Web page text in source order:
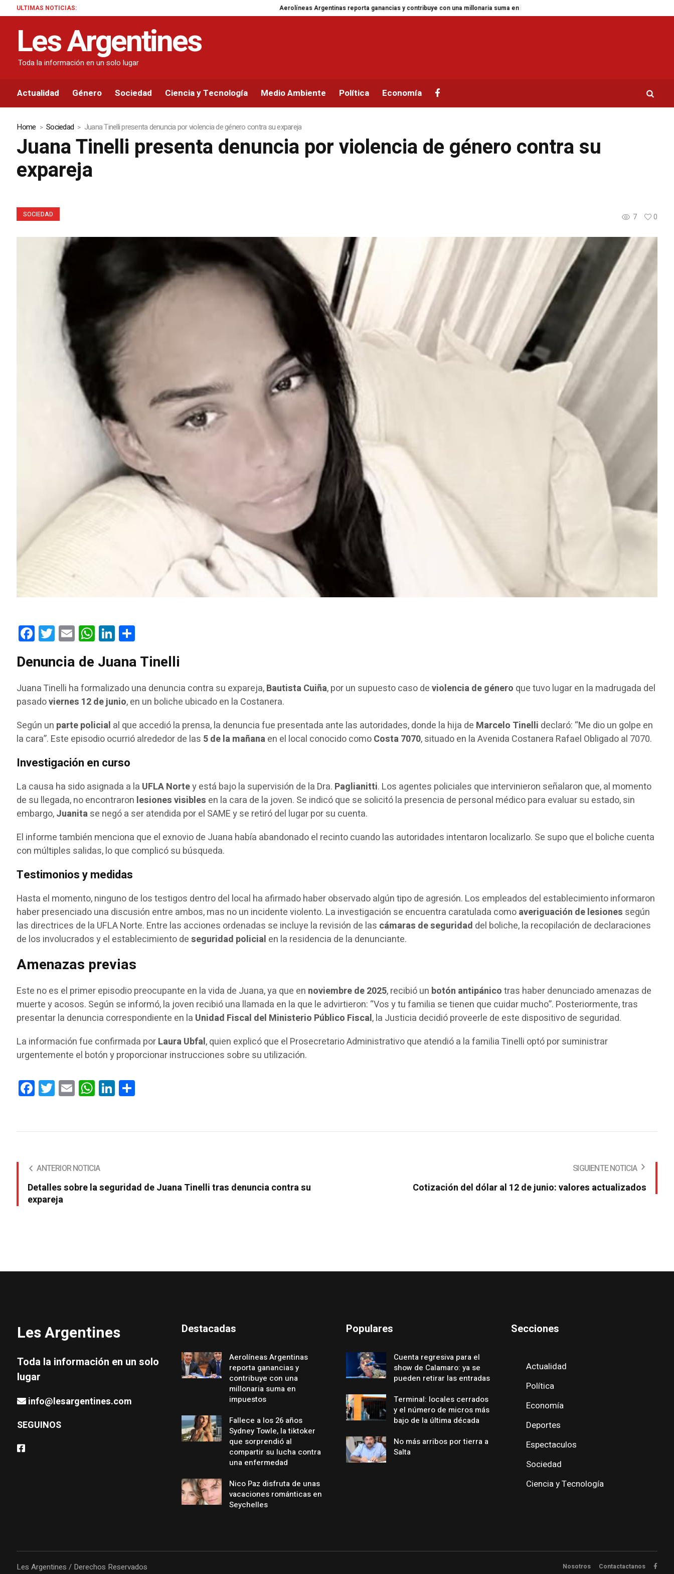
ULTIMAS NOTICIAS: Aerolíneas Argentinas reporta ganancias y contribuye con una millonaria suma en impuestos
Les Argentines
Toda la información en un solo lugar
Actualidad Género Sociedad Ciencia y Tecnología Medio Ambiente Política Economía
Home Sociedad Juana Tinelli presenta denuncia por violencia de género contra su expareja
Juana Tinelli presenta denuncia por violencia de género contra su
expareja
SOCIEDAD 7 0
FacebookTwitterEmail WhatsAppLinkedIn
Denuncia de Juana Tinelli
Juana Tinelli ha formalizado una denuncia contra su expareja,Bautista Cuiña, por un supuesto caso deviolencia de género que tuvo lugar en la madrugada del
pasadoviernes 12 de junio, en un boliche ubicado en la Costanera.
Según un parte policial al que accedió la prensa, la denuncia fue presentada ante las autoridades, donde la hija de Marcelo Tinelli declaró: “Me dio un golpe en
la cara”. Este episodio ocurrió alrededor de las 5 de la mañanaen el local conocido comoCosta 7070, situado en la Avenida Costanera Rafael Obligado al 7070.
Investigación en curso
La causa ha sido asignada a la UFLA Nortey está bajo la supervisión de la Dra. Paglianitti. Los agentes policiales que intervinieron señalaron que, al momento
de su llegada, no encontraron lesiones visibles en la cara de la joven. Se indicó que se solicitó la presencia de personal médico para evaluar su estado, sin
embargo,Juanitase negó a ser atendida por el SAME y se retiró del lugar por su cuenta.
El informe también menciona que el exnovio de Juana había abandonado el recinto cuando las autoridades intentaron localizarlo. Se supo que el boliche cuenta
con múltiples salidas, lo que complicó su búsqueda.
Testimonios y medidas
Hasta el momento, ninguno de los testigos dentro del local ha afirmado haber observado algún tipo de agresión. Los empleados del establecimiento informaron
haber presenciado una discusión entre ambos, mas no un incidente violento. La investigación se encuentra caratulada comoaveriguación de lesiones según
las directrices de la UFLA Norte. Entre las acciones ordenadas se incluye la revisión de las cámaras de seguridad del boliche, la recopilación de declaraciones
de los involucrados y el establecimiento deseguridad policial en la residencia de la denunciante.
Amenazas previas
Este no es el primer episodio preocupante en la vida de Juana, ya que en noviembre de 2025, recibió un botón antipánicotras haber denunciado amenazas de
muerte y acosos. Según se informó, la joven recibió una llamada en la que le advirtieron: “Vos y tu familia se tienen que cuidar mucho”. Posteriormente, tras
presentar la denuncia correspondiente en la Unidad Fiscal del Ministerio Público Fiscal, la Justicia decidió proveerle de este dispositivo de seguridad.
La información fue confirmada porLaura Ubfal, quien explicó que el Prosecretario Administrativo que atendió a la familia Tinelli optó por suministrar
urgentemente el botón y proporcionar instrucciones sobre su utilización.
FacebookTwitterEmail WhatsAppLinkedIn
ANTERIOR NOTICIA
Detalles sobre la seguridad de Juana Tinelli tras denuncia contra su
expareja
SIGUIENTE NOTICIA
Cotización del dólar al 12 de junio: valores actualizados
Les Argentines
Toda la información en un solo
lugar
info@lesargentines.com
SEGUINOS
Destacadas
Aerolíneas Argentinas
reporta ganancias y
contribuye con una
millonaria suma en
impuestos
Fallece a los 26 años
Sydney Towle, la tiktoker
que sorprendió al
compartir su lucha contra
una enfermedad
Nico Paz disfruta de unas
vacaciones románticas en
Seychelles
Populares
Cuenta regresiva para el
show de Calamaro: ya se
pueden retirar las entradas
Terminal: locales cerrados
y el número de micros más
bajo de la última década
No más arribos por tierra a
Salta
Secciones
Actualidad
Política
Economía
Deportes
Espectaculos
Sociedad
Ciencia y Tecnología
Nosotros Contactactanos
Les Argentines / Derechos Reservados